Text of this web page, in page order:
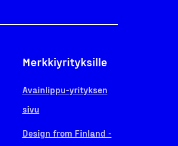
Merkkiyrityksille
Avainlippu-yrityksen
sivu
Design from Finland -